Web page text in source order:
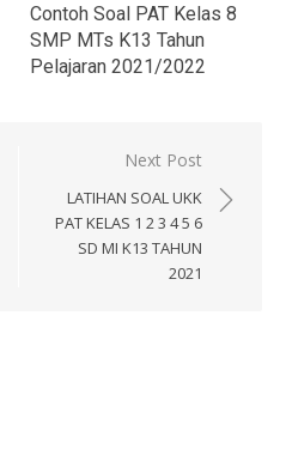
Contoh Soal PAT Kelas 8
SMP MTs K13 Tahun
Pelajaran 2021/2022
Next Post
LATIHAN SOAL UKK
PAT KELAS 1 2 3 4 5 6
SD MI K13 TAHUN
2021